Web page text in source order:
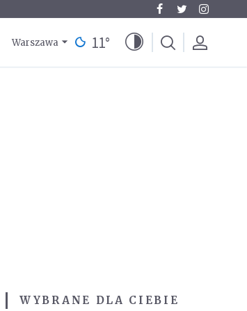
Warszawa 11°
WYBRANE DLA CIEBIE